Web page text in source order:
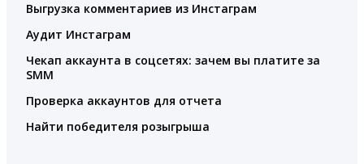
Выгрузка комментариев из Инстаграм
Аудит Инстаграм
Чекап аккаунта в соцсетях: зачем вы платите за
SMM
Проверка аккаунтов для отчета
Найти победителя розыгрыша